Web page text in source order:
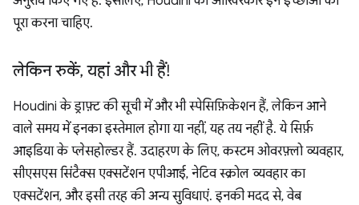
पूरा करना चाहिए.
लेकिन रुकें, यहां और भी हैं!
Houdini के ड्राफ़्ट की सूची में और भी स्पेसिफ़िकेशन हैं, लेकिन आने
वाले समय में इनका इस्तेमाल होगा या नहीं, यह तय नहीं है. ये सिर्फ़
आइडिया के प्लेसहोल्डर हैं. उदाहरण के लिए, कस्टम ओवरफ़्लो व्यवहार,
सीएसएस सिंटैक्स एक्सटेंशन एपीआई, नेटिव स्क्रोल व्यवहार का
एक्सटेंशन, और इसी तरह की अन्य सुविधाएं. इनकी मदद से, वेब